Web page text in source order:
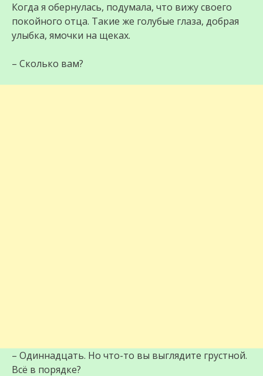
Когда я обернулась, подумала, что вижу своего
покойного отца. Такие же голубые глаза, добрая
улыбка, ямочки на щеках.
– Сколько вам?
– Одиннадцать. Но что-то вы выглядите грустной.
Всё в порядке?